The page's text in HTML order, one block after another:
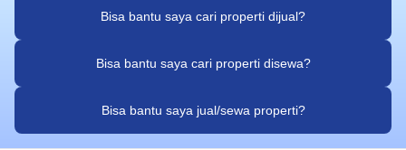
Bisa bantu saya cari properti dijual?
Bisa bantu saya cari properti disewa?
Bisa bantu saya jual/sewa properti?